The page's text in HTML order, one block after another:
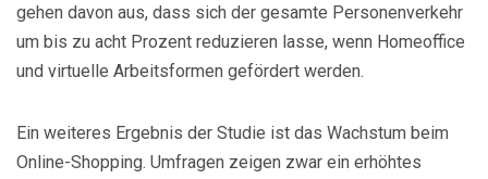
gehen davon aus, dass sich der gesamte Personenverkehr
um bis zu acht Prozent reduzieren lasse, wenn Homeoffice
und virtuelle Arbeitsformen gefördert werden.
Ein weiteres Ergebnis der Studie ist das Wachstum beim
Online-Shopping. Umfragen zeigen zwar ein erhöhtes